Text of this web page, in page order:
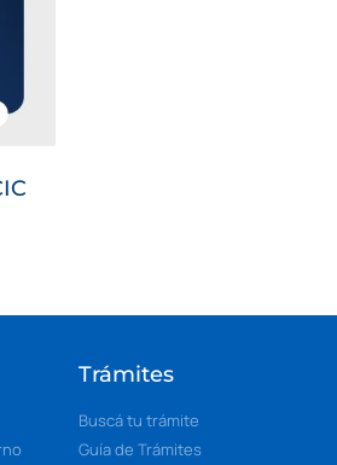
Trámites
Buscá tu trámite
Guía de Trámites